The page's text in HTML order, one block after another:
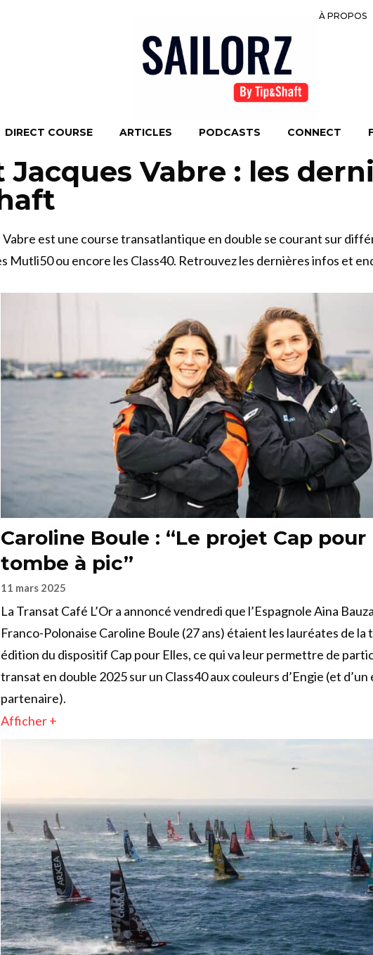
À PROPOS
DIRECT COURSE ARTICLES PODCASTS CONNECT
Jacques Vabre : les
Vabre est une course transatlantique en double se courant sur
Mutli50 ou encore les Class40. Retrouvez les dernières infos et
Caroline Boule : “Le projet Cap pour
tombe à pic”
11 mars 2025
La Transat Café L’Or a annoncé vendredi que l’Espagnole Aina
Franco-Polonaise Caroline Boule (27 ans) étaient les lauréates de la
édition du dispositif Cap pour Elles, ce qui va leur permettre de
transat en double 2025 sur un Class40 aux couleurs d’Engie (et
partenaire).
Afficher +